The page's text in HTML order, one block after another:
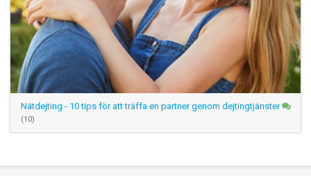
Nätdejting - 10 tips för att träffa en partner genom dejtingtjänster
(10)